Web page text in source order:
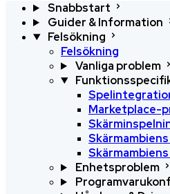
Snabbstart
Guider & Information
Felsökning
Felsökning
Vanliga problem
Marketplace-
Enhetsproblem